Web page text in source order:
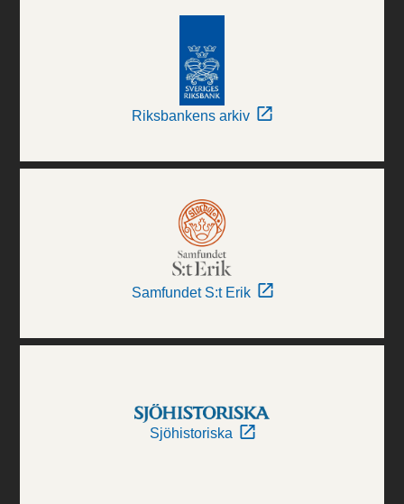
Riksbankens arkiv
Samfundet S:t Erik
Sjöhistoriska